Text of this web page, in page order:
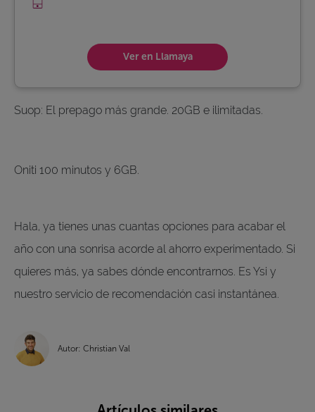
Ver en Llamaya
Suop: El prepago más grande. 20GB e ilimitadas.
Oniti 100 minutos y 6GB.
Hala, ya tienes unas cuantas opciones para acabar el
año con una sonrisa acorde al ahorro experimentado. Si
quieres más, ya sabes dónde encontrarnos. Es Ysi y
nuestro servicio de recomendación casi instantánea.
Autor: Christian Val